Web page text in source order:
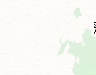
2021年